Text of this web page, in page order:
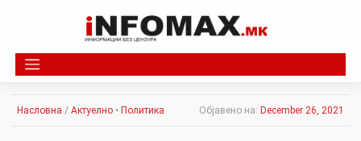
Насловна / Актуелно • Политика Објавено на: December 26, 2021